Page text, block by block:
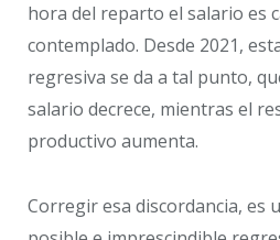
hora del reparto el salario es
contemplado. Desde 2021,
regresiva se da a tal punto,
salario decrece, mientras el
productivo aumenta.
Corregir esa discordancia, es